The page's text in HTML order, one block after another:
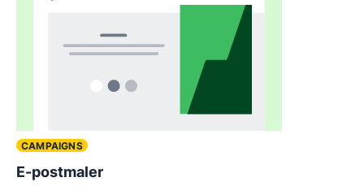
CAMPAIGNS
E-postmaler